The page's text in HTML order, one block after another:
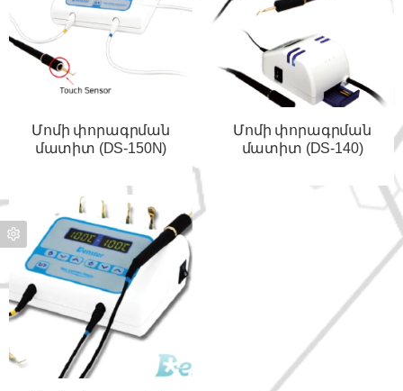
Մոմի փորագրման
մատիտ (DS-150N)
Մոմի փորագրման
մատիտ (DS-140)